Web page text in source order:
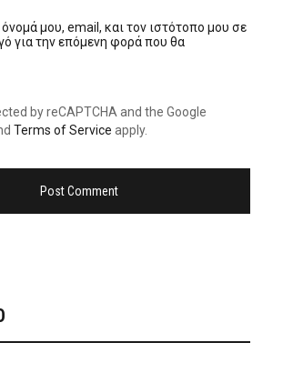
μου, email, και τον ιστότοπο μου σε
για την επόμενη φορά που θα
by reCAPTCHA and the Google
Terms of Service apply.